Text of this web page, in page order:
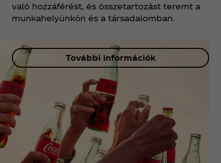
való hozzáférést, és összetartozást teremt a
munkahelyünkön és a társadalomban.
További információk